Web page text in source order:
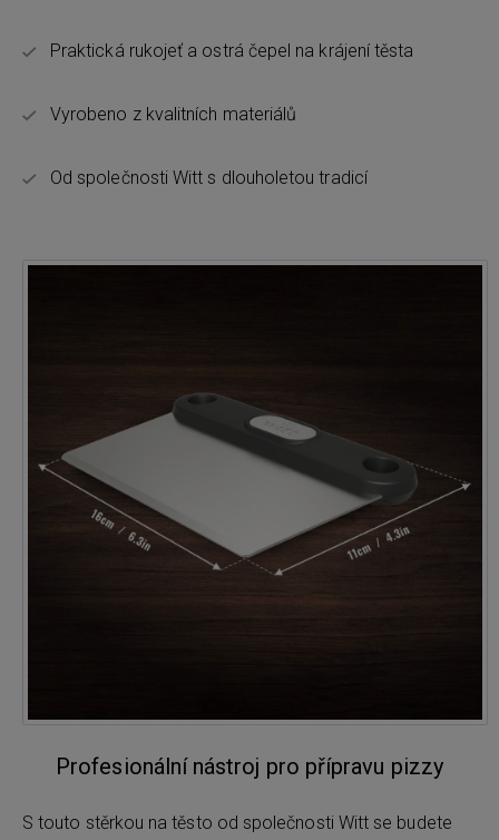
Praktická rukojeť a ostrá čepel na krájení těsta
Vyrobeno z kvalitních materiálů
Od společnosti Witt s dlouholetou tradicí
Profesionální nástroj pro přípravu pizzy
S touto stěrkou na těsto od společnosti Witt se budete